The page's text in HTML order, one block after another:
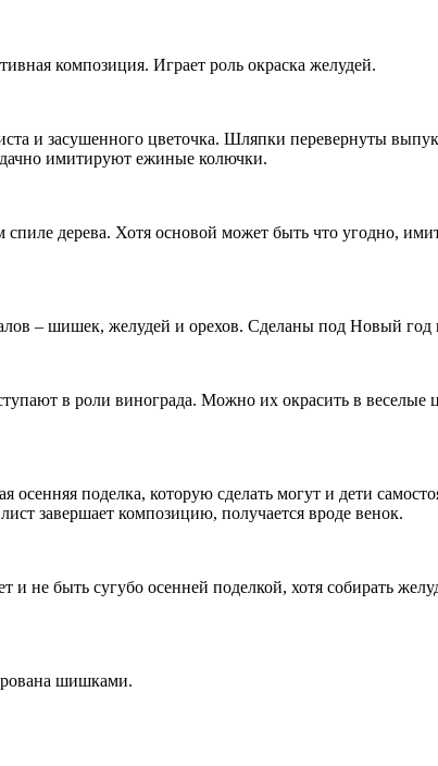
композиция. Играет роль окраска желудей.
и засушенного цветочка. Шляпки перевернуты
имитируют ежиные колючки.
дерева. Хотя основой может быть что угодно,
– шишек, желудей и орехов. Сделаны под Новый год
в роли винограда. Можно их окрасить в веселые
поделка, которую сделать могут и дети
завершает композицию, получается вроде венок.
не быть сугубо осенней поделкой, хотя собирать
шишками.